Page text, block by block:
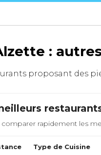
:
proposant des
rapidement les
Type de Cuisine